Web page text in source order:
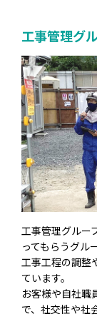
工事管理グ
工事管理グルー
ってもらうグル
工事工程の調整
ています。
お客様や自社職
で、社交性や社